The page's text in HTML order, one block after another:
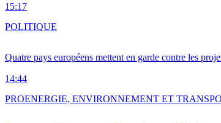
15:17
Quatre pays européens mettent en garde contre les
14:44
POLITIQUE
PROENERGIE, ENVIRONNEMENT ET